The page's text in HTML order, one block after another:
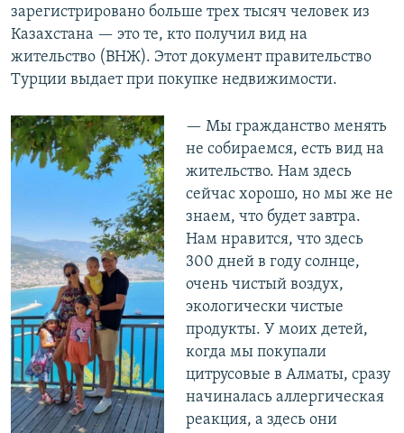
зарегистрировано больше трех тысяч человек из
Казахстана — это те, кто получил вид на
жительство (ВНЖ). Этот документ правительство
Турции выдает при покупке недвижимости.
— Мы гражданство менять
не собираемся, есть вид на
жительство. Нам здесь
сейчас хорошо, но мы же не
знаем, что будет завтра.
Нам нравится, что здесь
300 дней в году солнце,
очень чистый воздух,
экологически чистые
продукты. У моих детей,
когда мы покупали
цитрусовые в Алматы, сразу
начиналась аллергическая
реакция, а здесь они